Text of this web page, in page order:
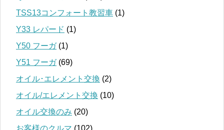
TSS13コンフォート教習車 (1)
Y33 レパード (1)
Y50 フーガ(1)
Y51 フーガ(69)
オイル･エレメント交換 (2)
オイル/エレメント交換 (10)
オイル交換のみ (20)
お客様のクルマ (102)